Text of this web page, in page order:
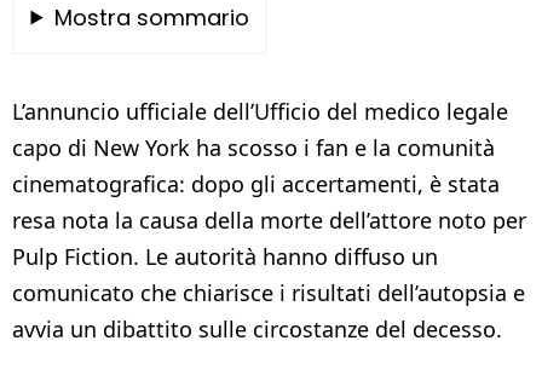
Mostra sommario
L’annuncio ufficiale dell’Ufficio del medico legale
capo di New York ha scosso i fan e la comunità
cinematografica: dopo gli accertamenti, è stata
resa nota la causa della morte dell’attore noto per
Pulp Fiction. Le autorità hanno diffuso un
comunicato che chiarisce i risultati dell’autopsia e
avvia un dibattito sulle circostanze del decesso.